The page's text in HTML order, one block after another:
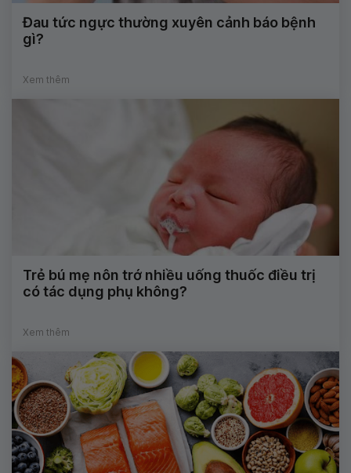
Đau tức ngực thường xuyên cảnh báo bệnh
gì?
Xem thêm
Trẻ bú mẹ nôn trớ nhiều uống thuốc điều trị
có tác dụng phụ không?
Xem thêm